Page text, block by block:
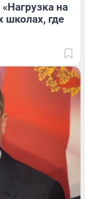
на
школах, где